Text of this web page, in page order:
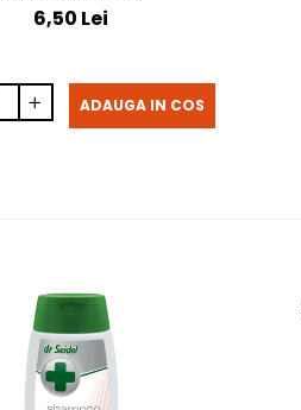
6,50 Lei
ADAUGA IN COS